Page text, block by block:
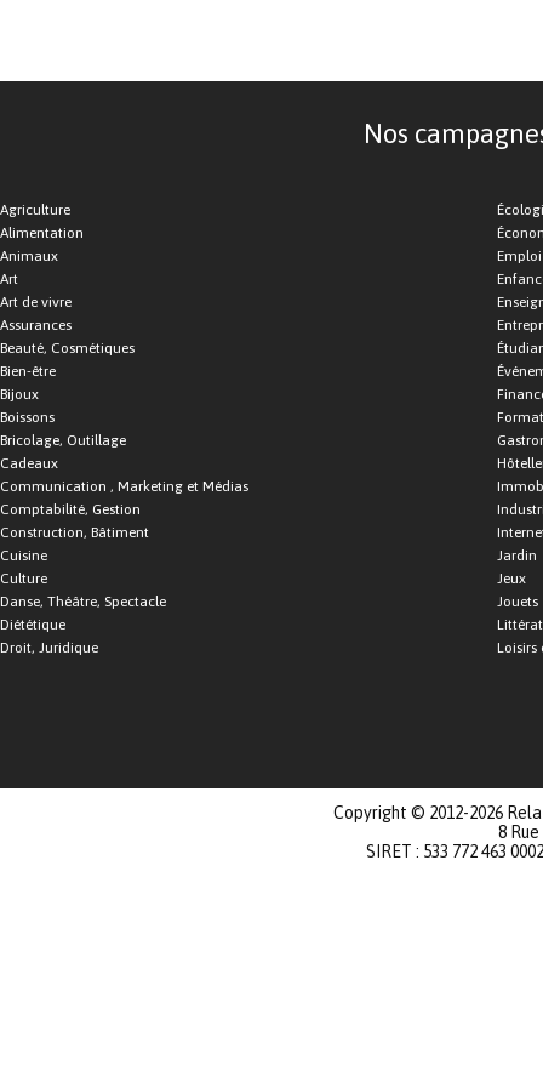
Nos
Agriculture
Alimentation
Animaux
Art
Art de vivre
Assurances
Beauté, Cosmétiques
Bien-être
Bijoux
Boissons
Bricolage, Outillage
Cadeaux
Communication , Marketing et Médias
Comptabilité, Gestion
Construction, Bâtiment
Cuisine
Culture
Danse, Théâtre, Spectacle
Diététique
Droit, Juridique
Emploi
Jardin
Jeux
Jouets
Loisirs
Copyright © 2012-2026
8
SIRET : 533 772 463